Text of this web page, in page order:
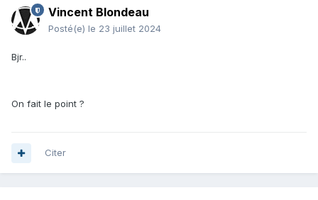
Vincent Blondeau
Posté(e) le 23 juillet 2024
Bjr..
On fait le point ?
Citer